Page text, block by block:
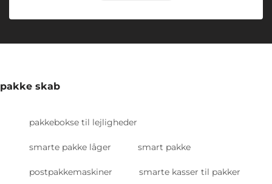
pakke skab
pakkebokse til lejligheder
smarte pakke låger smart pakke
postpakkemaskiner smarte kasser til pakker